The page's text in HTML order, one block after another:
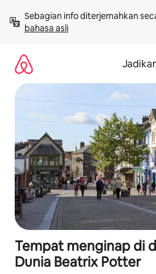
langsung
lihat
Sebagian info diterjemahkan
bahasa asli
Tempat menginap di
Dunia Beatrix Potter